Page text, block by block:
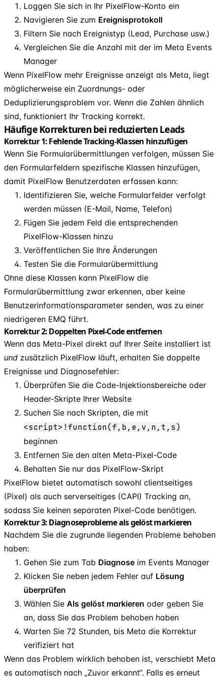
Loggen Sie sich in Ihr PixelFlow-Konto ein
Navigieren Sie zum Ereignisprotokoll
Filtern Sie nach Ereignistyp (Lead, Purchase usw.)
Vergleichen Sie die Anzahl mit der im Meta Events
Manager
Wenn PixelFlow mehr Ereignisse anzeigt als Meta, liegt
möglicherweise ein Zuordnungs- oder
Deduplizierungsproblem vor. Wenn die Zahlen ähnlich
sind, funktioniert Ihr Tracking korrekt.
Häufige Korrekturen bei reduzierten Leads
Korrektur 1: Fehlende Tracking-Klassen hinzufügen
Wenn Sie Formularübermittlungen verfolgen, müssen Sie
den Formularfeldern spezifische Klassen hinzufügen,
damit PixelFlow Benutzerdaten erfassen kann:
Identifizieren Sie, welche Formularfelder verfolgt
werden müssen (E-Mail, Name, Telefon)
Fügen Sie jedem Feld die entsprechenden
PixelFlow-Klassen hinzu
Veröffentlichen Sie Ihre Änderungen
Testen Sie die Formularübermittlung
Ohne diese Klassen kann PixelFlow die
Formularübermittlung zwar erkennen, aber keine
Benutzerinformationsparameter senden, was zu einer
niedrigeren EMQ führt.
Korrektur 2: Doppelten Pixel-Code entfernen
Wenn das Meta-Pixel direkt auf Ihrer Seite installiert ist
und zusätzlich PixelFlow läuft, erhalten Sie doppelte
Ereignisse und Diagnosefehler:
Überprüfen Sie die Code-Injektionsbereiche oder
Header-Skripte Ihrer Website
Suchen Sie nach Skripten, die mit
<script>!function(f,b,e,v,n,t,s)
beginnen
Entfernen Sie den alten Meta-Pixel-Code
Behalten Sie nur das PixelFlow-Skript
PixelFlow bietet automatisch sowohl clientseitiges
(Pixel) als auch serverseitiges (CAPI) Tracking an,
sodass Sie keinen separaten Pixel-Code benötigen.
Korrektur 3: Diagnoseprobleme als gelöst markieren
Nachdem Sie die zugrunde liegenden Probleme behoben
haben:
Gehen Sie zum Tab Diagnose im Events Manager
Klicken Sie neben jedem Fehler auf Lösung
überprüfen
Wählen Sie Als gelöst markieren oder geben Sie
an, dass Sie das Problem behoben haben
Warten Sie 72 Stunden, bis Meta die Korrektur
verifiziert hat
Wenn das Problem wirklich behoben ist, verschiebt Meta
es automatisch nach „Zuvor erkannt“. Falls es erneut